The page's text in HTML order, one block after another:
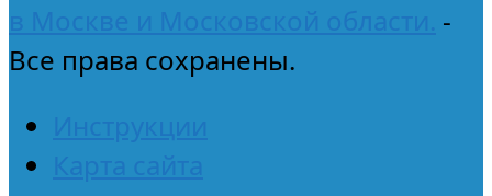
в Москве и Московской области. -
Все права сохранены.
Инструкции
Карта сайта